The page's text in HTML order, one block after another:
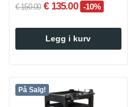
€ 150.00 € 135.00 -10%
Legg i kurv
På Salg!